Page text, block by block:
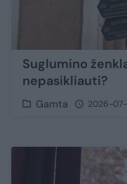
Suglumino
nepasikliauti?
Gamta 2026-07-